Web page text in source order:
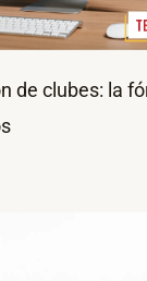
de clubes: la